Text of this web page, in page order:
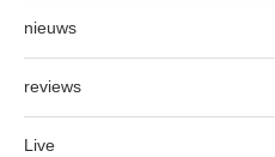
nieuws
reviews
Live